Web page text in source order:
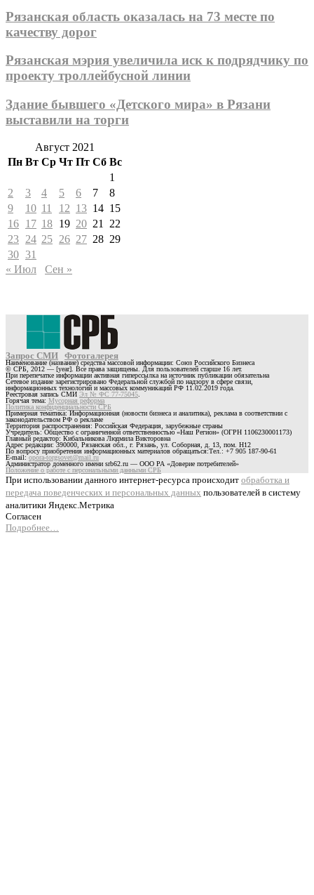
Рязанская область оказалась на 73 месте по
качеству дорог
Рязанская мэрия увеличила иск к подрядчику по
проекту троллейбусной линии
Здание бывшего «Детского мира» в Рязани
выставили на торги
Август 2021
Пн Вт Ср Чт Пт Сб Вс
1
2
3 4 5 6 7
8
9
10 11 12 13 14 15
16 17 18 19 20 21
22
23 24 25 26 27 28 29
30 31
« Июл
Сен »
Запрос СМИ Фотогалерея
Наименование (название) средства массовой информации: Союз Российского Бизнеса
© СРБ, 2012 — [year]. Все права защищены. Для пользователей старше 16 лет.
При перепечатке информации активная гиперссылка на источник публикации обязательна
Сетевое издание зарегистрировано Федеральной службой по надзору в сфере связи,
информационных технологий и массовых коммуникаций РФ 11.02.2019 года.
Реестровая запись СМИ Эл № ФС 77-75045
Горячая тема: Мусорная реформа
Политика конфиденциальности СРБ
Примерная тематика: Информационная (новости бизнеса и аналитика), реклама в соответствии с
законодательством РФ о рекламе
Территория распространения: Российская Федерация, зарубежные страны
Учредитель: Общество с ограниченной ответственностью «Наш Регион» (ОГРН 1106230001173)
Главный редактор: Кибальникова Людмила Викторовна
Адрес редакции: 390000, Рязанская обл., г. Рязань, ул. Соборная, д. 13, пом. Н12
По вопросу приобретения информационных материалов обращаться:Тел.: +7 905 187-90-61
E-mail:opora-torgsovet@mail.ru
Администратор доменного имени srb62.ru — ООО РА «Доверие потребителей»
Положение о работе с персональными данными СРБ
При использовании данного интернет-ресурса происходит обработка и
передача поведенческих и персональных данных пользователей в систему
аналитики Яндекс.Метрика
Согласен
Подробнее…